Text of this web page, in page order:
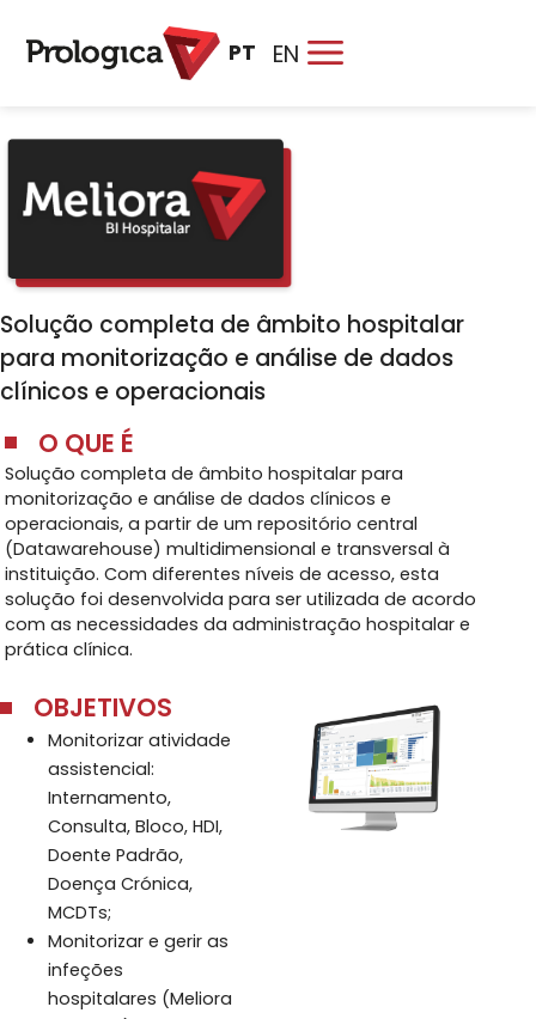
PT EN
Solução completa de âmbito hospitalar
para monitorização e análise de dados
clínicos e operacionais
O QUE É
Solução completa de âmbito hospitalar para
monitorização e análise de dados clínicos e
operacionais, a partir de um repositório central
(Datawarehouse) multidimensional e transversal à
instituição. Com diferentes níveis de acesso, esta
solução foi desenvolvida para ser utilizada de acordo
com as necessidades da administração hospitalar e
prática clínica.
OBJETIVOS
Monitorizar atividade
assistencial:
Internamento,
Consulta, Bloco, HDI,
Doente Padrão,
Doença Crónica,
MCDTs;
Monitorizar e gerir as
infeções
hospitalares (Meliora